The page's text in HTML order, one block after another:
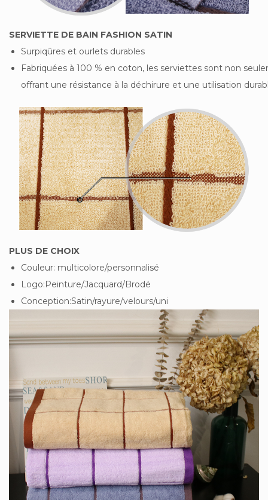
SERVIETTE DE BAIN FASHION SATIN
Surpiqûres et ourlets durables
Fabriquées à 100 % en coton, les serviettes sont non
offrant une résistance à la déchirure et une utilisation
PLUS DE CHOIX
Couleur: multicolore/personnalisé
Logo:Peinture/Jacquard/Brodé
Conception:Satin/rayure/velours/uni